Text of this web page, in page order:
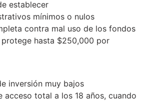
establecer
mínimos o nulos
contra mal uso de los fondos
hasta $250,000 por
inversión muy bajos
acceso total a los 18 años, cuando